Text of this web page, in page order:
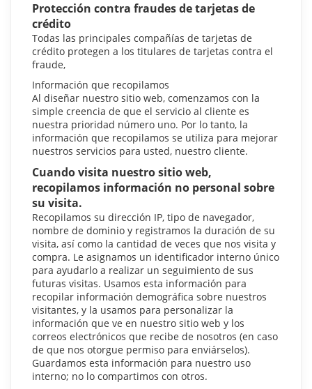
Protección contra fraudes de tarjetas de
crédito
Todas las principales compañías de tarjetas de
crédito protegen a los titulares de tarjetas contra el
fraude,
Información que recopilamos
Al diseñar nuestro sitio web, comenzamos con la
simple creencia de que el servicio al cliente es
nuestra prioridad número uno. Por lo tanto, la
información que recopilamos se utiliza para mejorar
nuestros servicios para usted, nuestro cliente.
Cuando visita nuestro sitio web,
recopilamos información no personal sobre
su visita.
Recopilamos su dirección IP, tipo de navegador,
nombre de dominio y registramos la duración de su
visita, así como la cantidad de veces que nos visita y
compra. Le asignamos un identificador interno único
para ayudarlo a realizar un seguimiento de sus
futuras visitas. Usamos esta información para
recopilar información demográfica sobre nuestros
visitantes, y la usamos para personalizar la
información que ve en nuestro sitio web y los
correos electrónicos que recibe de nosotros (en caso
de que nos otorgue permiso para enviárselos).
Guardamos esta información para nuestro uso
interno; no lo compartimos con otros.